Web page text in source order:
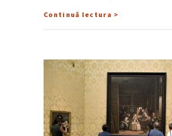
Continuă lectura >